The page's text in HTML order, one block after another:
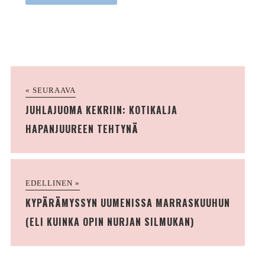
« SEURAAVA
JUHLAJUOMA KEKRIIN: KOTIKALJA
HAPANJUUREEN TEHTYNÄ
EDELLINEN »
KYPÄRÄMYSSYN UUMENISSA MARRASKUUHUN
(ELI KUINKA OPIN NURJAN SILMUKAN)